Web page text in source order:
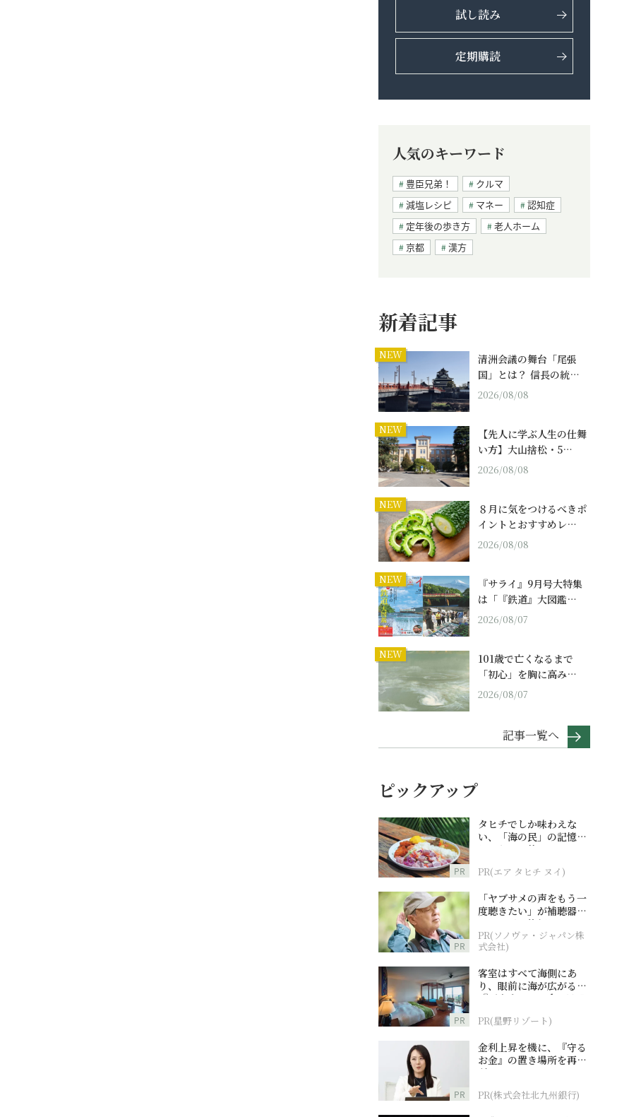
試し読み
定期購読
人気のキーワード
豊臣兄弟！
クルマ
減塩レシピ
マネー
認知症
定年後の歩き方
老人ホーム
京都
漢方
新着記事
NEW
清洲会議の舞台「尾張
国」とは？ 信長の統…
2026/08/08
NEW
【先人に学ぶ人生の仕舞
い方】大山捨松・5…
2026/08/08
NEW
８月に気をつけるべきポ
イントとおすすめレ…
2026/08/08
NEW
『サライ』9月号大特集
は「『鉄道』大図鑑…
2026/08/07
NEW
101歳で亡くなるまで
「初心」を胸に高み…
2026/08/07
記事一覧へ
ピックアップ
PR
タヒチでしか味わえな
い、「海の民」の記憶へ
とつながる旅
PR(エア タヒチ ヌイ)
PR
「ヤブサメの声をもう一
度聴きたい」が補聴器チ
ャレンジの後押しに
PR(ソノヴァ・ジャパン株
式会社)
PR
客室はすべて海側にあ
り、眼前に海が広がる
『西表島ホテル by 星野
PR(星野リゾート)
PR
金利上昇を機に、『守る
お金』の置き場所を再検
討
PR(株式会社北九州銀行)